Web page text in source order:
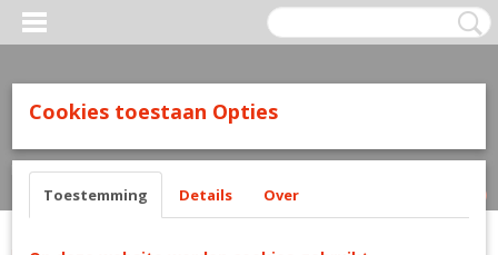
Inloggen Registreren
(0)
Cookies toestaan Opties
Toestemming Details Over